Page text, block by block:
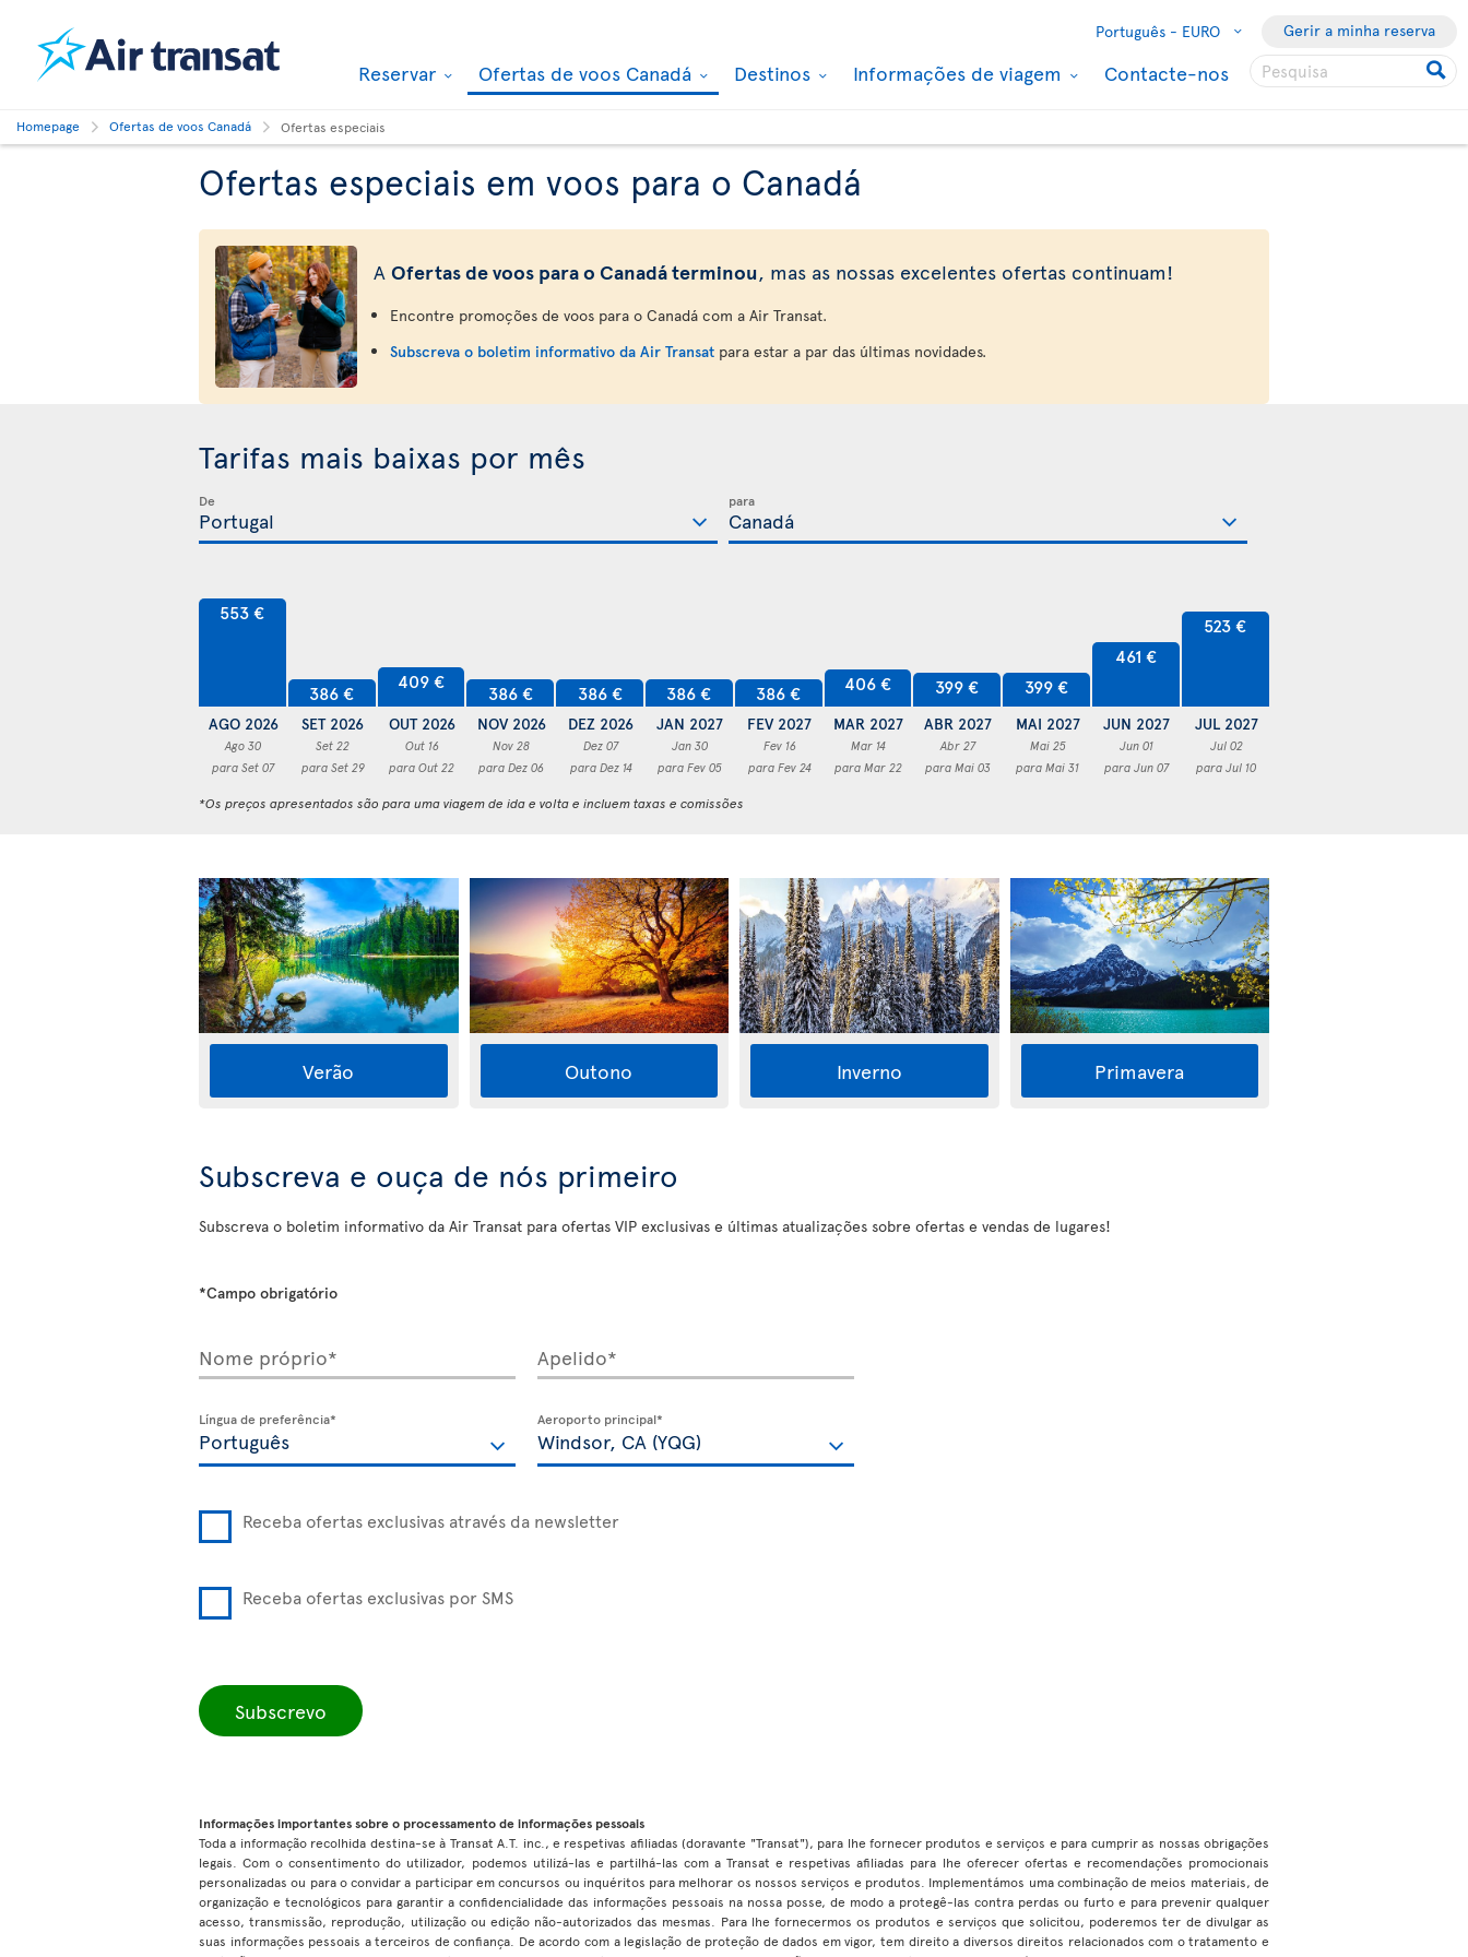
Português - EURO Gerir a minha reserva
Reservar Ofertas de voos Canadá Destinos Informações de viagem Contacte-nos
Homepage Ofertas de voos Canadá Ofertas especiais
Ofertas especiais em voos para o Canadá
A Ofertas de voos para o Canadá terminou, mas as nossas excelentes ofertas continuam!
Encontre promoções de voos para o Canadá com a Air Transat.
Subscreva o boletim informativo da Air Transat para estar a par das últimas novidades.
Tarifas mais baixas por mês
De para
553 €
AGO 2026
Ago 30
para Set 07
386 €
SET 2026
Set 22
para Set 29
409 €
OUT 2026
Out 16
para Out 22
386 €
NOV 2026
Nov 28
para Dez 06
386 €
DEZ 2026
Dez 07
para Dez 14
386 €
JAN 2027
Jan 30
para Fev 05
386 €
FEV 2027
Fev 16
para Fev 24
406 €
MAR 2027
Mar 14
para Mar 22
399 €
ABR 2027
Abr 27
para Mai 03
399 €
MAI 2027
Mai 25
para Mai 31
461 €
JUN 2027
Jun 01
para Jun 07
523 €
JUL 2027
Jul 02
para Jul 10
*Os preços apresentados são para uma viagem de ida e volta e incluem taxas e comissões
Verão Outono Inverno Primavera
Subscreva e ouça de nós primeiro
Subscreva o boletim informativo da Air Transat para ofertas VIP exclusivas e últimas atualizações sobre ofertas e vendas de lugares!
*Campo obrigatório
Nome próprio* Apelido*
Língua de preferência* Aeroporto principal*
Receba ofertas exclusivas através da newsletter
Receba ofertas exclusivas por SMS
Subscrevo
Informações importantes sobre o processamento de informações pessoais
Toda a informação recolhida destina-se à Transat A.T. inc., e respetivas afiliadas (doravante "Transat"), para lhe fornecer produtos e serviços e para cumprir as nossas obrigações
legais. Com o consentimento do utilizador, podemos utilizá-las e partilhá-las com a Transat e respetivas afiliadas para lhe oferecer ofertas e recomendações promocionais
personalizadas ou para o convidar a participar em concursos ou inquéritos para melhorar os nossos serviços e produtos. Implementámos uma combinação de meios materiais, de
organização e tecnológicos para garantir a confidencialidade das informações pessoais na nossa posse, de modo a protegê-las contra perdas ou furto e para prevenir qualquer
acesso, transmissão, reprodução, utilização ou edição não-autorizados das mesmas. Para lhe fornecermos os produtos e serviços que solicitou, poderemos ter de divulgar as
suas informações pessoais a terceiros de confiança. De acordo com a legislação de proteção de dados em vigor, tem direito a diversos direitos relacionados com o tratamento e